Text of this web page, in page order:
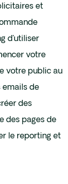
et
d’utiliser
votre
votre public au
emails de
des
des pages de
le reporting et